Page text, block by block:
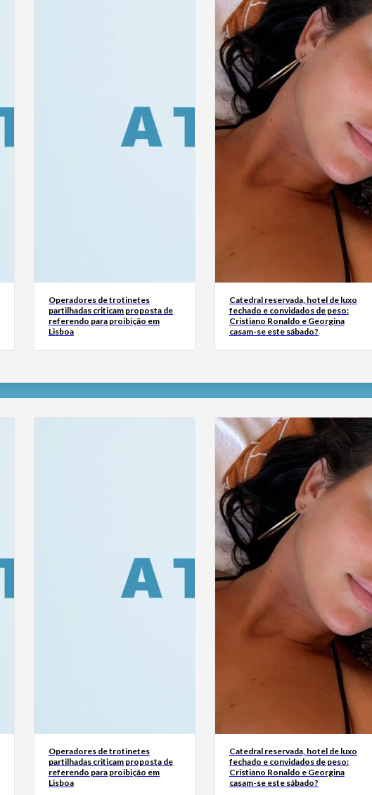
Operadores de trotinetes
partilhadas criticam proposta de
referendo para proibição em
Lisboa
Catedral reservada, hotel de luxo
fechado e convidados de peso:
Cristiano Ronaldo e Georgina
casam-se este sábado?
Operadores de trotinetes
partilhadas criticam proposta de
referendo para proibição em
Lisboa
Catedral reservada, hotel de luxo
fechado e convidados de peso:
Cristiano Ronaldo e Georgina
casam-se este sábado?